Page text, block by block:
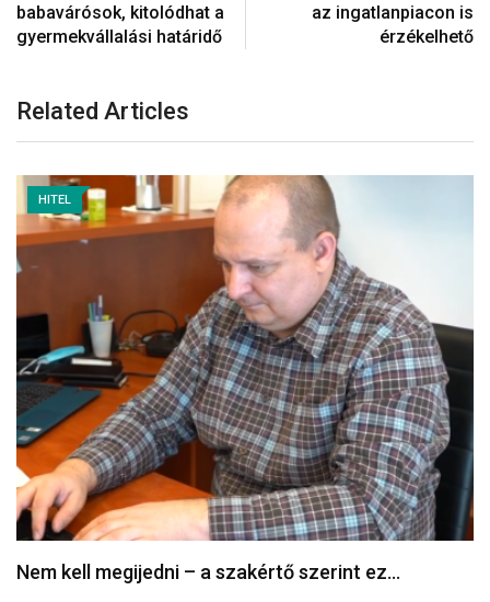
babavárósok, kitolódhat a
gyermekvállalási határidő
az ingatlanpiacon is
érzékelhető
Related Articles
HITEL
Nem kell megijedni – a szakértő szerint ez…